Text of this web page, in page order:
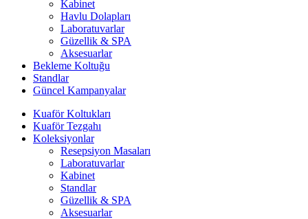
Kabinet
Havlu Dolapları
Laboratuvarlar
Güzellik & SPA
Aksesuarlar
Bekleme Koltuğu
Standlar
Güncel Kampanyalar
Kuaför Koltukları
Kuaför Tezgahı
Koleksiyonlar
Resepsiyon Masaları
Laboratuvarlar
Kabinet
Standlar
Güzellik & SPA
Aksesuarlar